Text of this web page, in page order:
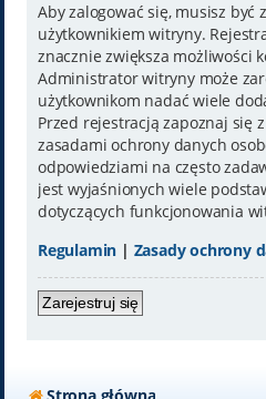
Aby zalogować się, musisz być
użytkownikiem witryny.
znacznie zwiększa możliwości
Administrator witryny może
użytkownikom nadać wiele
Przed rejestracją zapoznaj się
zasadami ochrony danych
odpowiedziami na często
jest wyjaśnionych wiele
dotyczących funkcjonowania
Regulamin | Zasady ochrony
Zarejestruj się
Strona główna